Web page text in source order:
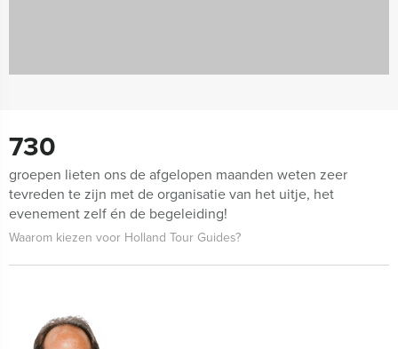
730
groepen lieten ons de afgelopen maanden weten zeer
tevreden te zijn met de organisatie van het uitje, het
evenement zelf én de begeleiding!
Waarom kiezen voor Holland Tour Guides?